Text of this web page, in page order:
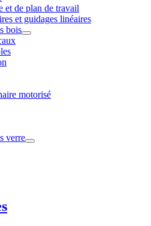
et de plan de travail
et guidages linéaires
bois
motorisé
verre